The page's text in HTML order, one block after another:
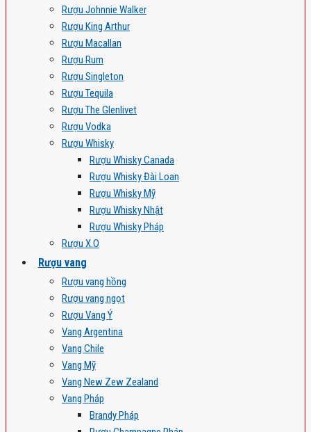
Rượu Johnnie Walker
Rượu King Arthur
Rượu Macallan
Rượu Rum
Rượu Singleton
Rượu Tequila
Rượu The Glenlivet
Rượu Vodka
Rượu Whisky
Rượu Whisky Canada
Rượu Whisky Đài Loan
Rượu Whisky Mỹ
Rượu Whisky Nhật
Rượu Whisky Pháp
Rượu X.O
Rượu vang
Rượu vang hồng
Rượu vang ngọt
Rượu Vang Ý
Vang Argentina
Vang Chile
Vang Mỹ
Vang New Zew Zealand
Vang Pháp
Brandy Pháp